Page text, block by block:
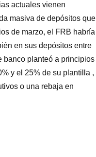
actuales vienen
masiva de depósitos que
de marzo, el FRB habría
en sus depósitos entre
banco planteó a principios
y el 25% de su plantilla ,
o una rebaja en